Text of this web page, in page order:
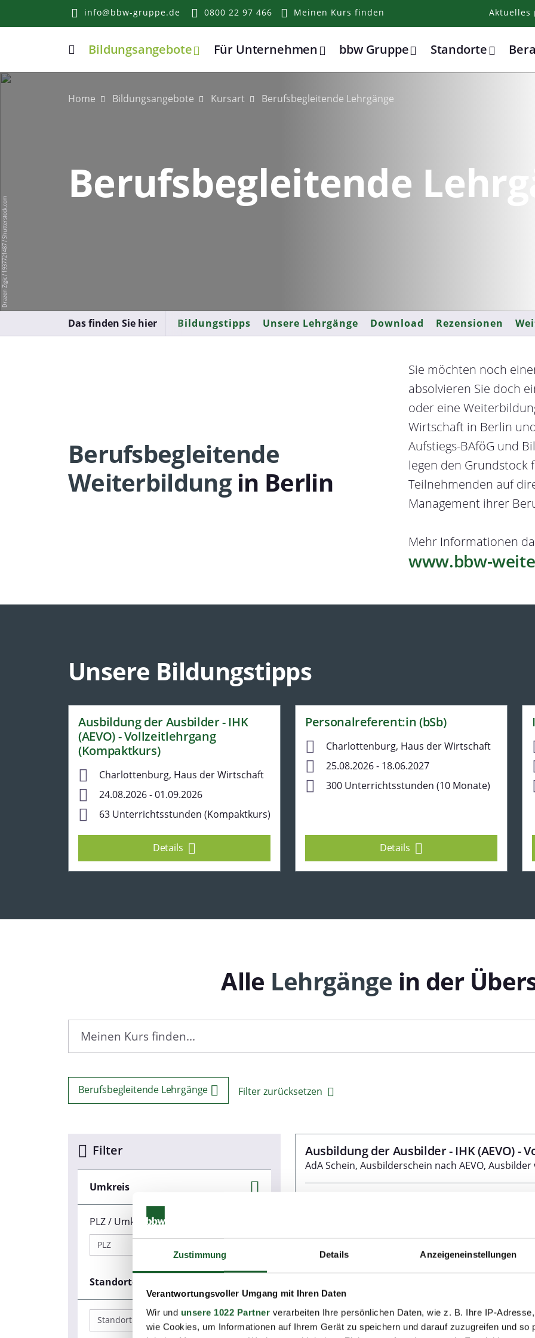
Zustimmung Details Anzeigeneinstellungen
Verantwortungsvoller Umgang mit Ihren Daten
Wir und unsere 1022 Partner verarbeiten Ihre persönlichen Daten, wie z. B. Ihre IP-
wie Cookies, um Informationen auf Ihrem Gerät zu speichern und darauf zuzugreifen und so
info@bbw-gruppe.de 0800 22 97 466 Meinen Kurs finden Aktuelles
Home
Bildungsangebote Für Unternehmen bbw Gruppe Standorte
Home Bildungsangebote Kursart Berufsbegleitende Lehrgänge
Berufsbegleitende
Drazen Zigic / 1937721487 / Shutterstock.com
Das finden Sie hier Bildungstipps Unsere Lehrgänge Download Rezensionen
Berufsbegleitende
Weiterbildungin Berlin
Sie möchten noch
absolvieren Sie doch
oder eine
Wirtschaft in Berlin
Aufstiegs-BAföG und
legen den
Teilnehmenden auf
Management ihrer
Mehr Informationen
www.bbw-
Unsere Bildungstipps
Ausbildung der Ausbilder - IHK
(AEVO) - Vollzeitlehrgang
(Kompaktkurs)
Charlottenburg, Haus der Wirtschaft
24.08.2026 - 01.09.2026
63 Unterrichtsstunden (Kompaktkurs)
Details
Personalreferent:in (bSb)
Charlottenburg, Haus der Wirtschaft
25.08.2026 - 18.06.2027
300 Unterrichtsstunden (10 Monate)
Details
Alle Lehrgänge in der
Berufsbegleitende Lehrgänge Filter zurücksetzen
Filter
Umkreis
PLZ / Umkreis (km)
Standorte
Ausbildung der Ausbilder - IHK (AEVO) -
AdA Schein, Ausbilderschein nach AEVO,
63 Unterrichtsstunden (Kompaktkurs)
Personalreferent:in (bSb)